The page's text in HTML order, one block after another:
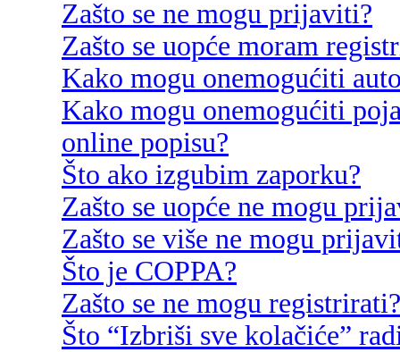
Zašto se ne mogu prijaviti?
Zašto se uopće moram
Kako mogu onemogućiti
Kako mogu onemogućiti
online popisu?
Što ako izgubim zaporku?
Zašto se uopće ne mogu
Zašto se više ne mogu
Što je COPPA?
Zašto se ne mogu registrirati?
Što “Izbriši sve kolačiće”